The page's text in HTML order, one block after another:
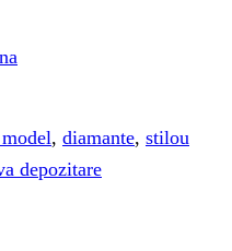
, diamante, stilou
depozitare